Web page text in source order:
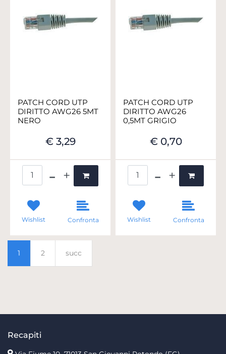
PATCH CORD UTP
DIRITTO AWG26 5MT
NERO
€ 3,29
Wishlist Confronta
PATCH CORD UTP
DIRITTO AWG26
0,5MT GRIGIO
€ 0,70
Wishlist Confronta
1 2 succ
Recapiti